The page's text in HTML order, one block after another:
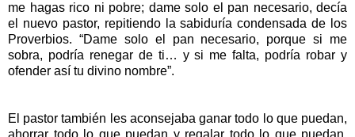
me hagas rico ni pobre; dame solo el pan necesario, decía
el nuevo pastor, repitiendo la sabiduría condensada de los
Proverbios. “Dame solo el pan necesario, porque si me
sobra, podría renegar de ti… y si me falta, podría robar y
ofender así tu divino nombre”.
El pastor también les aconsejaba ganar todo lo que puedan,